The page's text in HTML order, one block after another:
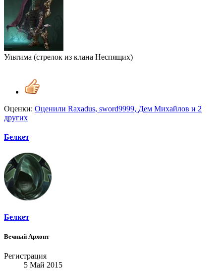
Ультима (стрелок из клана Неспящих)
Оценки: Оценили Raxadus, sword9999, Дем Михайлов и 2
других
Белкет
Белкет
Вечный Архонт
Регистрация
5 Май 2015